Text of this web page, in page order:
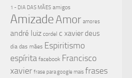
1 - DIA DAS MÃES amigos
AmizadeAmor amores
andré luiz cordel c xavier deus
dia das mães Espiritismo
espírita facebook Francisco
xavier frase para google mais frases